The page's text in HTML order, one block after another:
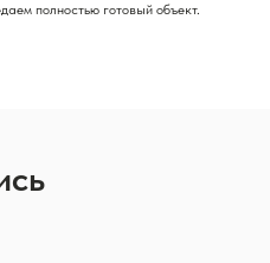
полностью готовый объект.